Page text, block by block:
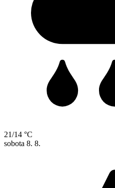
21/14 °C
sobota 8. 8.